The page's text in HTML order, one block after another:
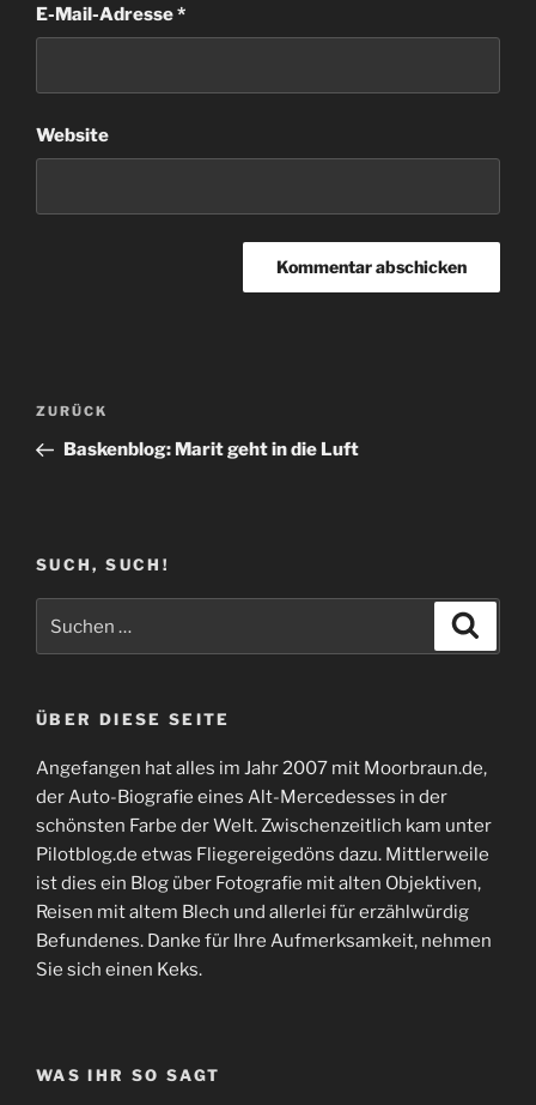
E-Mail-Adresse*
Website
Beitragsnavigation
Vorheriger
Beitrag
ZURÜCK
Baskenblog: Marit geht in die Luft
SUCH, SUCH!
ÜBER DIESE SEITE
Angefangen hat alles im Jahr 2007 mit Moorbraun.de,
der Auto-Biografie eines Alt-Mercedesses in der
schönsten Farbe der Welt. Zwischenzeitlich kam unter
Pilotblog.de etwas Fliegereigedöns dazu. Mittlerweile
ist dies ein Blog über Fotografie mit alten Objektiven,
Reisen mit altem Blech und allerlei für erzählwürdig
Befundenes. Danke für Ihre Aufmerksamkeit, nehmen
Sie sich einen Keks.
WAS IHR SO SAGT